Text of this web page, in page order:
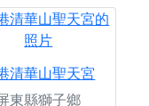
清華山聖天宮
東縣獅子鄉